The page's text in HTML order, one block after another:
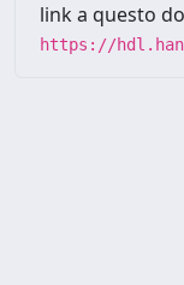
link a questo
https://